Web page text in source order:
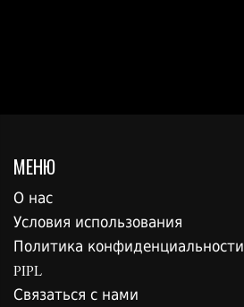
МЕНЮ
О нас
Условия использования
Политика конфиденциальности
PIPL
Связаться с нами